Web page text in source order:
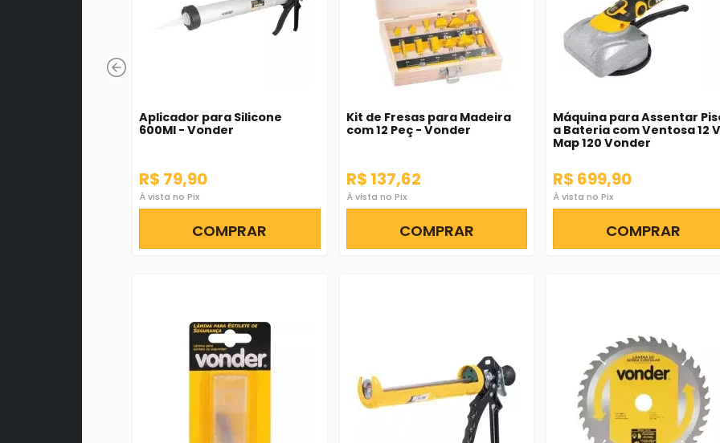
Aplicador para Silicone
600Ml - Vonder
R$ 79,90
À vista no Pix
COMPRAR
Kit de Fresas para Madeira
com 12 Peç - Vonder
R$ 137,62
À vista no Pix
COMPRAR
Máquina para Assentar
a Bateria com Ventosa 12 V
Map 120 Vonder
R$ 699,90
À vista no Pix
COMPRAR